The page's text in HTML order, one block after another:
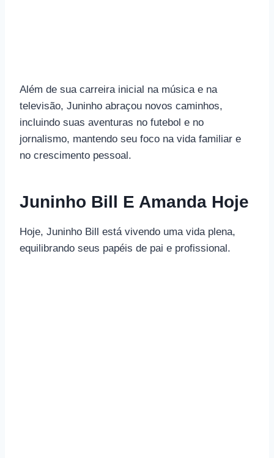
Além de sua carreira inicial na música e na
televisão, Juninho abraçou novos caminhos,
incluindo suas aventuras no futebol e no
jornalismo, mantendo seu foco na vida familiar e
no crescimento pessoal.
Juninho Bill E Amanda Hoje
Hoje, Juninho Bill está vivendo uma vida plena,
equilibrando seus papéis de pai e profissional.